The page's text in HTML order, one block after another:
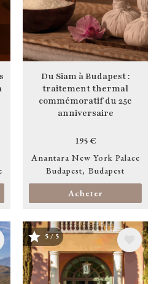
Du Siam à Budapest :
traitement thermal
commémoratif du 25e
anniversaire
195 €
Anantara New York Palace
Budapest
Budapest
Acheter
Image
5 / 5